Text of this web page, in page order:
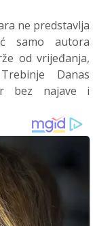
ne predstavlja
samo autora
od vrijeđanja,
Danas
bez najave i